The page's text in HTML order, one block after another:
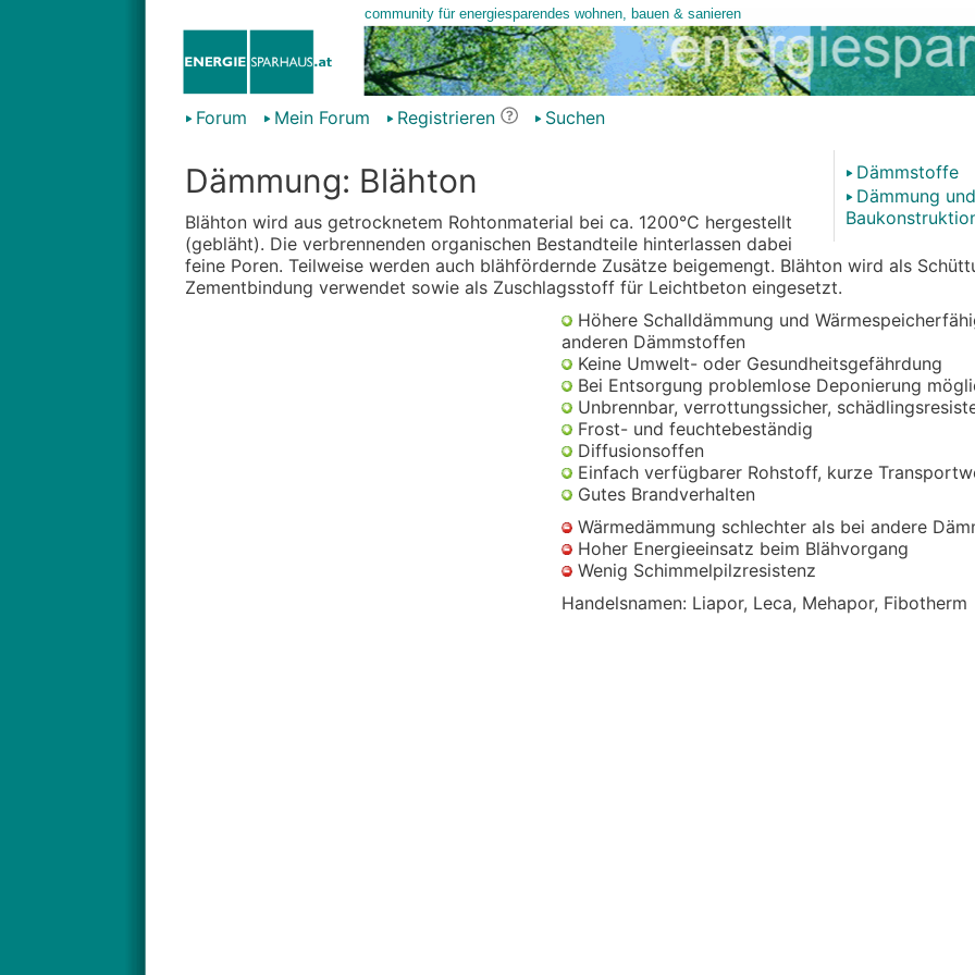
Forum Mein Forum Registrieren Suchen
Dämmstoffe
Dämmung und
Dämmung: Blähton
Blähton wird aus getrocknetem Rohtonmaterial bei ca. 1200°C hergestellt
(gebläht). Die verbrennenden organischen Bestandteile hinterlassen dabei
feine Poren. Teilweise werden auch blähfördernde Zusätze beigemengt. Blähton wird als
Zementbindung verwendet sowie als Zuschlagsstoff für Leichtbeton eingesetzt.
Höhere Schalldämmung und
anderen Dämmstoffen
Keine Umwelt- oder Gesundheitsgefährdung
Bei Entsorgung problemlose Deponierung
Unbrennbar, verrottungssicher,
Frost- und feuchtebeständig
Diffusionsoffen
Einfach verfügbarer Rohstoff, kurze
Gutes Brandverhalten
Wärmedämmung schlechter als bei andere
Hoher Energieeinsatz beim Blähvorgang
Wenig Schimmelpilzresistenz
Handelsnamen: Liapor, Leca, Mehapor, Fibotherm